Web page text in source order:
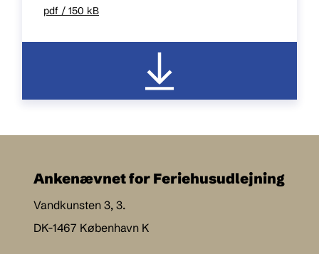
pdf / 150 kB
Ankenævnet for Feriehusudlejning
Vandkunsten 3, 3.
DK-1467 København K